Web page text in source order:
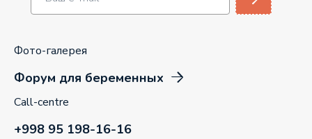
Фото-галерея
Форум для беременных
Call-centre
+998 95 198-16-16